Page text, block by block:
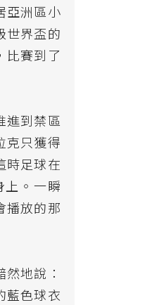
亞洲區小
世界盃的
比賽到了
進到禁區
克只獲得
時足球在
上。一瞬
播放的那
地說：
藍色球衣